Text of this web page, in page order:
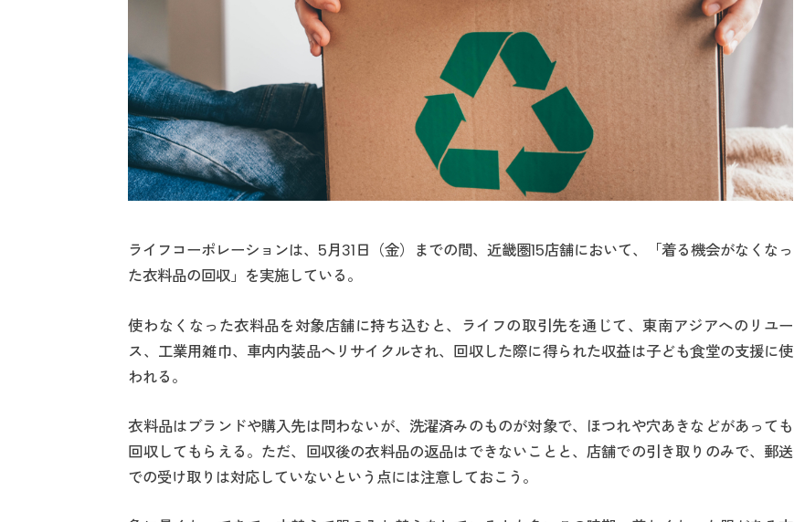
ライフコーポレーションは、5月31日（金）までの間、近畿圏15店舗において、「着る機会がなくなっ
た衣料品の回収」を実施している。
使わなくなった衣料品を対象店舗に持ち込むと、ライフの取引先を通じて、東南アジアへのリユー
ス、工業用雑巾、車内内装品へリサイクルされ、回収した際に得られた収益は子ども食堂の支援に使
われる。
衣料品はブランドや購入先は問わないが、洗濯済みのものが対象で、ほつれや穴あきなどがあっても
回収してもらえる。ただ、回収後の衣料品の返品はできないことと、店舗での引き取りのみで、郵送
での受け取りは対応していないという点には注意しておこう。